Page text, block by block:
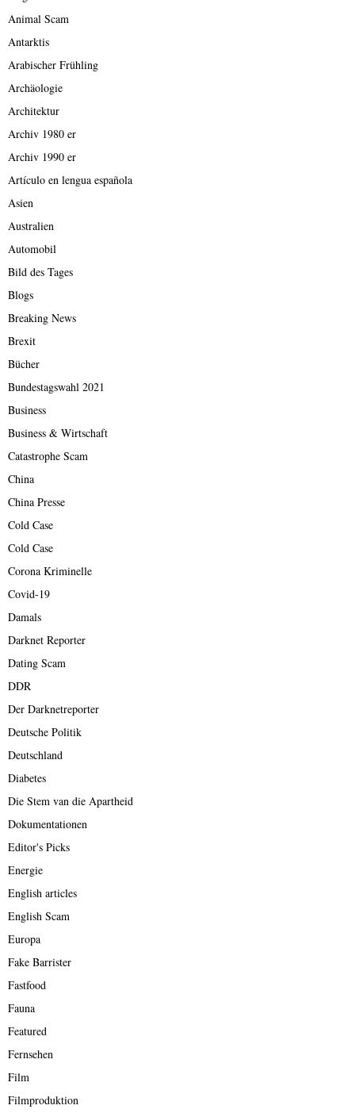
Animal Scam
Antarktis
Arabischer Frühling
Archäologie
Architektur
Archiv 1980 er
Archiv 1990 er
Artículo en lengua española
Asien
Australien
Automobil
Bild des Tages
Blogs
Breaking News
Brexit
Bücher
Bundestagswahl 2021
Business
Business & Wirtschaft
Catastrophe Scam
China
China Presse
Cold Case
Cold Case
Corona Kriminelle
Covid-19
Damals
Darknet Reporter
Dating Scam
DDR
Der Darknetreporter
Deutsche Politik
Deutschland
Diabetes
Die Stem van die Apartheid
Dokumentationen
Editor's Picks
Energie
English articles
English Scam
Europa
Fake Barrister
Fastfood
Fauna
Featured
Fernsehen
Film
Filmproduktion